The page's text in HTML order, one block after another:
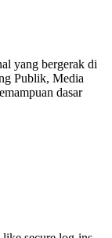
yang bergerak di
Publik, Media
dasar